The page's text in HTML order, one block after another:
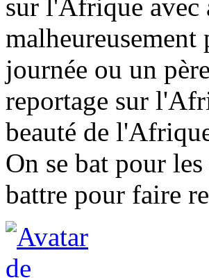
sur l'Afrique avec
journée ou un
reportage sur
beauté de
On se bat pour
battre pour faire